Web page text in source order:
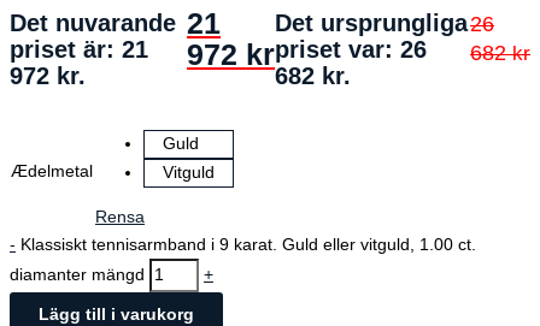
26
682kr
Det ursprungliga
priset var: 26
682 kr.
21
972 kr
Det nuvarande
priset är: 21
972 kr.
Ædelmetal
Guld
Vitguld
Rensa
- Klassiskt tennisarmband i 9 karat. Guld eller vitguld, 1.00 ct.
diamanter mängd
+
Lägg till i varukorg